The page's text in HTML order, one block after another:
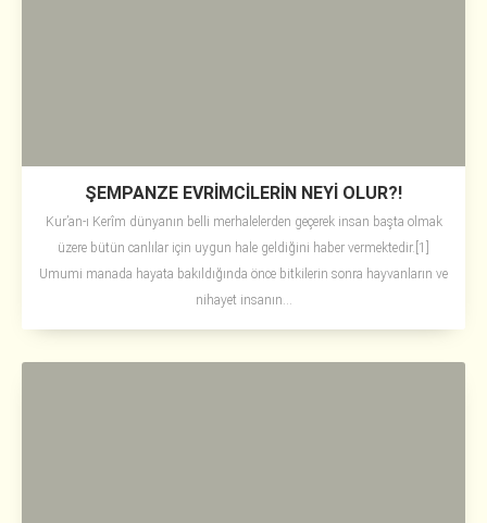
ŞEMPANZE EVRİMCİLERİN NEYİ OLUR?!
Kur’an-ı Kerîm dünyanın belli merhalelerden geçerek insan başta olmak
üzere bütün canlılar için uygun hale geldiğini haber vermektedir.[1]
Umumi manada hayata bakıldığında önce bitkilerin sonra hayvanların ve
nihayet insanın...